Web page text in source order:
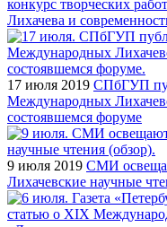
конкурс творческих
Лихачева и
17 июля 2019 СПбГУП
Международных
состоявшемся форуме
9 июля 2019 СМИ
Лихачевские научные